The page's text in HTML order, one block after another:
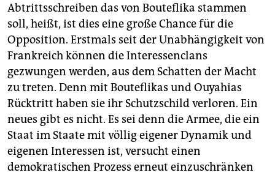
Abtrittsschreiben das von Bouteflika stammen
soll, heißt, ist dies eine große Chance für die
Opposition. Erstmals seit der Unabhängigkeit von
Frankreich können die Interessenclans
gezwungen werden, aus dem Schatten der Macht
zu treten. Denn mit Bouteflikas und Ouyahias
Rücktritt haben sie ihr Schutzschild verloren. Ein
neues gibt es nicht. Es sei denn die Armee, die ein
Staat im Staate mit völlig eigener Dynamik und
eigenen Interessen ist, versucht einen
demokratischen Prozess erneut einzuschränken